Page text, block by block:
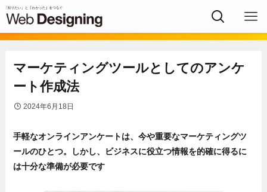
マーケティングツールとしてのアンケ
ート作成法
2024年6月18日
手軽なオンラインアンケートは、今や重要なマーケティングツ
ールのひとつ。しかし、ビジネスに役立つ情報を的確に得るに
は十分な準備が必要です